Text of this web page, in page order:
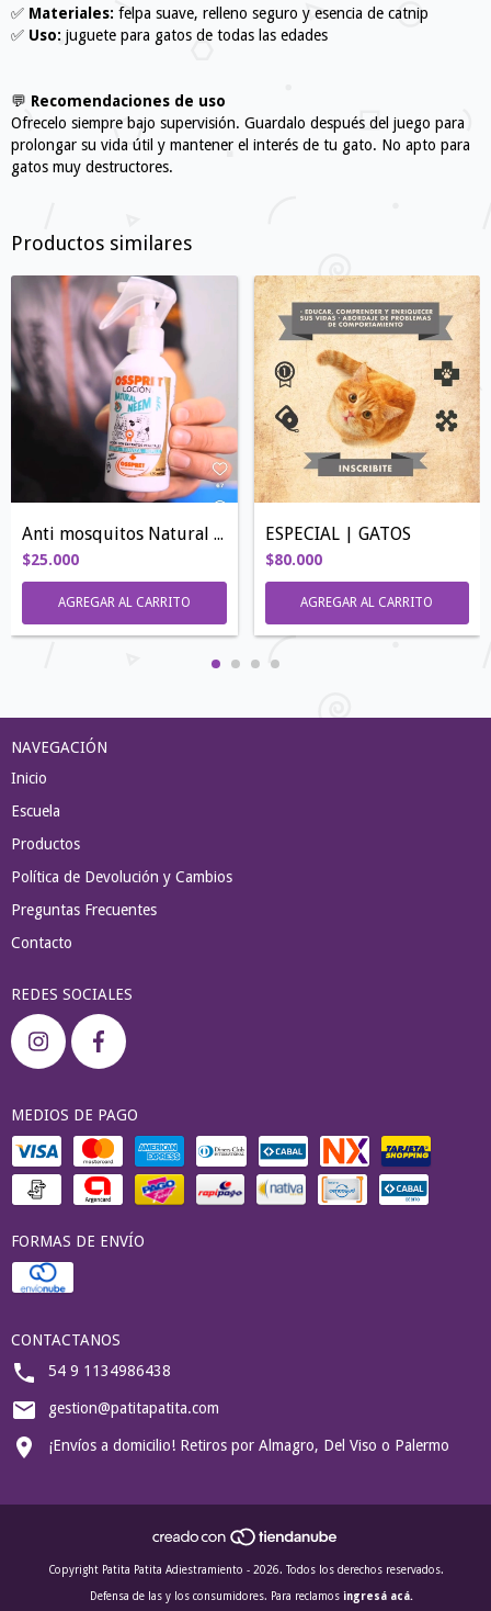
✅ Materiales: felpa suave, relleno seguro y esencia de catnip
✅ Uso: juguete para gatos de todas las edades
💬 Recomendaciones de uso
Ofrecelo siempre bajo supervisión. Guardalo después del juego para
prolongar su vida útil y mantener el interés de tu gato. No apto para
gatos muy destructores.
Productos similares
Anti mosquitos Natural Neem
$25.000
ESPECIAL | GATOS
$80.000
AGREGAR AL CARRITO
NAVEGACIÓN
Inicio
Escuela
Productos
Política de Devolución y Cambios
Preguntas Frecuentes
Contacto
REDES SOCIALES
MEDIOS DE PAGO
FORMAS DE ENVÍO
CONTACTANOS
54 9 1134986438
gestion@patitapatita.com
¡Envíos a domicilio! Retiros por Almagro, Del Viso o Palermo
Copyright Patita Patita Adiestramiento - 2026. Todos los derechos reservados.
Defensa de las y los consumidores. Para reclamos ingresá acá.